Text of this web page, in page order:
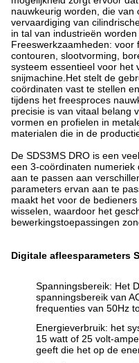
nauwkeurig worden, die van
vervaardiging van
in tal van industrieën worden
Freeswerkzaamheden:
contouren, slootvorming,
systeem essentieel voor het
snijmachine.Het stelt de
coördinaten vast te stellen
tijdens het freesproces
precisie is van vitaal belang
vormen en profielen in
materialen die in de
De SDS3MS DRO is een
een 3-coördinaten numeriek
aan te passen aan
parameters ervan aan te
maakt het voor de
wisselen, waardoor het
bewerkingstoepassingen
Digitale afleesparameters
Spanningsbereik: Het
spanningsbereik van
frequenties van 50Hz
Energieverbruik: het
15 watt of 25 volt-
geeft die het op de